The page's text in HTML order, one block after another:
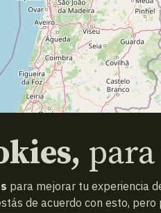
para mejorar tu experiencia
de acuerdo con esto,